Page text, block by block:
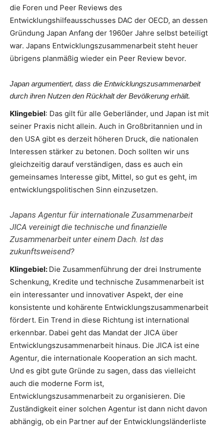
die Foren und Peer Reviews des
Entwicklungshilfeausschusses DAC der OECD, an dessen
Gründung Japan Anfang der 1960er Jahre selbst beteiligt
war. Japans Entwicklungszusammenarbeit steht heuer
übrigens planmäßig wieder ein Peer Review bevor.
Japan argumentiert, dass die Entwicklungszusammenarbeit
durch ihren Nutzen den Rückhalt der Bevölkerung erhält.
Klingebiel: Das gilt für alle Geberländer, und Japan ist mit
seiner Praxis nicht allein. Auch in Großbritannien und in
den USA gibt es derzeit höheren Druck, die nationalen
Interessen stärker zu betonen. Doch sollten wir uns
gleichzeitig darauf verständigen, dass es auch ein
gemeinsames Interesse gibt, Mittel, so gut es geht, im
entwicklungspolitischen Sinn einzusetzen.
Japans Agentur für internationale Zusammenarbeit
JICA vereinigt die technische und finanzielle
Zusammenarbeit unter einem Dach. Ist das
zukunftsweisend?
Klingebiel: Die Zusammenführung der drei Instrumente
Schenkung, Kredite und technische Zusammenarbeit ist
ein interessanter und innovativer Aspekt, der eine
konsistente und kohärente Entwicklungszusammenarbeit
fördert. Ein Trend in diese Richtung ist international
erkennbar. Dabei geht das Mandat der JICA über
Entwicklungszusammenarbeit hinaus. Die JICA ist eine
Agentur, die internationale Kooperation an sich macht.
Und es gibt gute Gründe zu sagen, dass das vielleicht
auch die moderne Form ist,
Entwicklungszusammenarbeit zu organisieren. Die
Zuständigkeit einer solchen Agentur ist dann nicht davon
abhängig, ob ein Partner auf der Entwicklungsländerliste